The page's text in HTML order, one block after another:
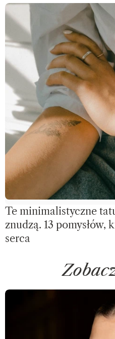
Te minimalistyczne
znudzą. 13 pomysłów,
serca